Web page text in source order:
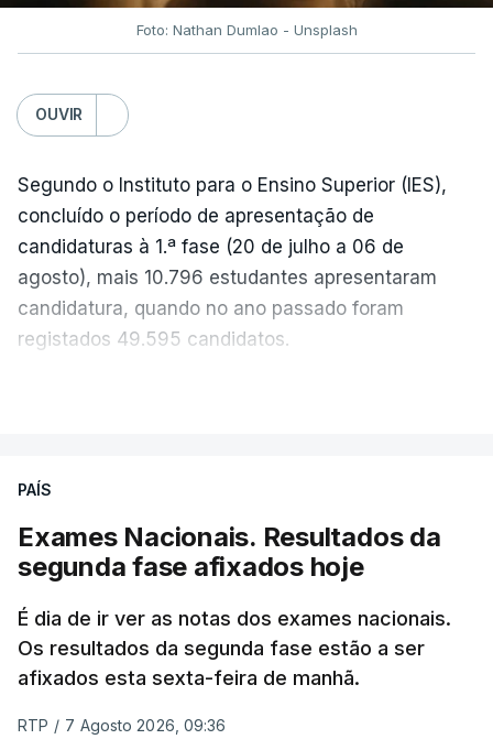
c/Lusa
Foto: Nathan Dumlao - Unsplash
OUVIR
Segundo o Instituto para o Ensino Superior (IES),
concluído o período de apresentação de
candidaturas à 1.ª fase (20 de julho a 06 de
agosto), mais 10.796 estudantes apresentaram
candidatura, quando no ano passado foram
registados 49.595 candidatos.
anos, exceto nos anos da pandemia de Covid-19,
excecionais para a conclusão do ensino
secundário e para a utilização de exames
nacionais como provas de ingresso", refere o
Ministério da Educação, Ciência e Inovação (MECI)
em comunicado.
O MECI salienta que, sendo afixados hoje os
PAÍS
Exames Nacionais. Resultados da
segunda fase afixados hoje
É dia de ir ver as notas dos exames nacionais.
Os resultados da segunda fase estão a ser
afixados esta sexta-feira de manhã.
RTP / 7 Agosto 2026, 09:36